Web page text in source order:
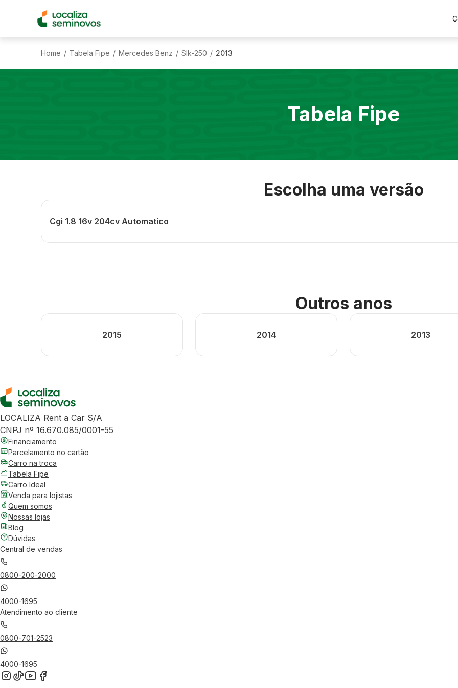
Home / Tabela Fipe / Mercedes Benz / Slk-250 / 2013
Tabela Fipe
Escolha uma versão
Cgi 1.8 16v 204cv Automatico
Outros anos
2015 2014 2013
LOCALIZA Rent a Car S/A
CNPJ nº 16.670.085/0001-55
Financiamento
Parcelamento no cartão
Carro na troca
Tabela Fipe
Carro Ideal
Venda para lojistas
Quem somos
Nossas lojas
Blog
Dúvidas
Central de vendas
0800-200-2000
4000-1695
Atendimento ao cliente
0800-701-2523
4000-1695